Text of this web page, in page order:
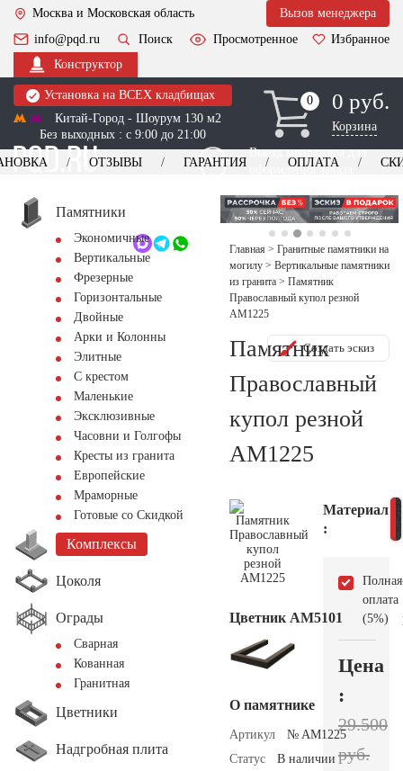
Москва и Московская область
Вызов менеджера
info@pqd.ru
Поиск Просмотренное
Избранное
Конструктор
Установка на ВСЕХ кладбищах
Китай-Город - Шоурум 130 м2
Без выходных : с 9:00 до 21:00
0
0 0 руб.
Корзина
Выезд менеджера для
оформления заказа
+7 (495) 518-44-23
Обратный звонок
ОТЗЫВЫ ГАРАНТИЯ ОПЛАТА
Памятники
Экономичные
Вертикальные
Фрезерные
Горизонтальные
Двойные
Арки и Колонны
Элитные
С крестом
Маленькие
Эксклюзивные
Часовни и Голгофы
Кресты из гранита
Европейские
Мраморные
Готовые со Скидкой
Комплексы
Цоколя
Ограды
Сварная
Кованная
Гранитная
Цветники
Надгробная плита
Главная > Гранитные памятники на
могилу > Вертикальные памятники
из гранита > Памятник
Православный купол резной
AM1225
Памятник
Православный
купол резной
AM1225
Создать эскиз
Цветник АМ5101
О памятнике
Артикул
№ AM1225
Статус
В наличии
Материал
:
Полная
оплата
(5%)
Цена
:
29.500
руб.